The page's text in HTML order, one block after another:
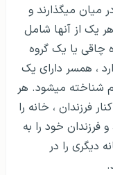
میان می­گذارند و
یک از آنها شامل
چاقی یا یک گروه
، همسر دارای یک
شناخته می­شود. هر
فرزندان ، خانه را
فرزندان خود را به
دیگری را در